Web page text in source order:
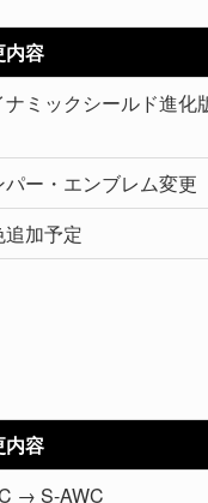
内容
ナミックシールド進化
パー・エンブレム変更
追加予定
内容
→ S-AWC